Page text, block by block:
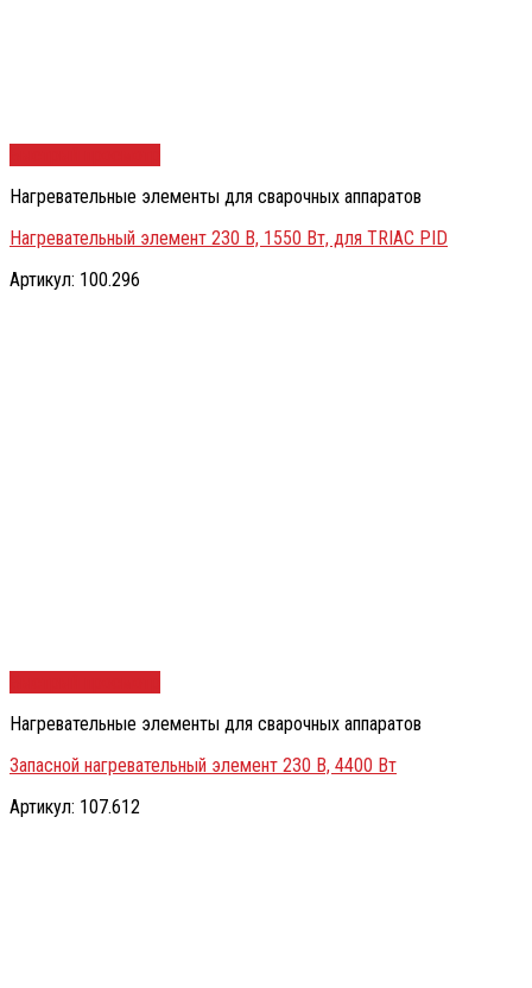
Нагревательные элементы для сварочных аппаратов
Нагревательный элемент 230 В, 1550 Вт, для TRIAC PID
Артикул: 100.296
Нагревательные элементы для сварочных аппаратов
Запасной нагревательный элемент 230 В, 4400 Вт
Артикул: 107.612